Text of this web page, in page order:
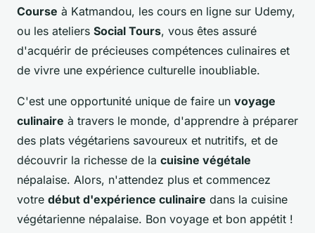
Course à Katmandou, les cours en ligne sur Udemy,
ou les ateliers Social Tours, vous êtes assuré
d'acquérir de précieuses compétences culinaires et
de vivre une expérience culturelle inoubliable.
C'est une opportunité unique de faire un voyage
culinaire à travers le monde, d'apprendre à préparer
des plats végétariens savoureux et nutritifs, et de
découvrir la richesse de la cuisine végétale
népalaise. Alors, n'attendez plus et commencez
votre début d'expérience culinaire dans la cuisine
végétarienne népalaise. Bon voyage et bon appétit !